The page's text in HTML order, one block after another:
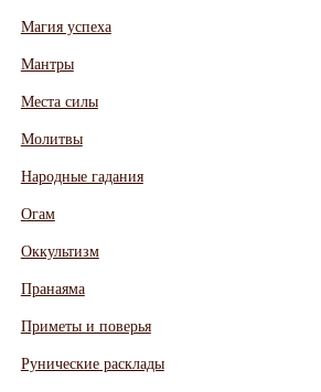
Магия успеха
Мантры
Места силы
Молитвы
Народные гадания
Огам
Оккультизм
Пранаяма
Приметы и поверья
Рунические расклады